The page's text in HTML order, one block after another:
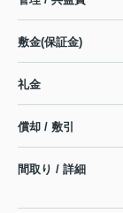
敷金(保証金)
礼金
償却 / 敷引
間取り / 詳細